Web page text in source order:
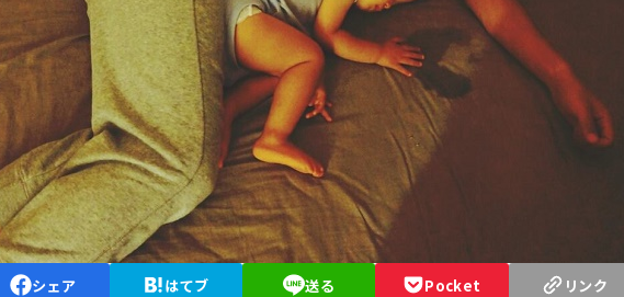
シェア はてブ 送る Pocket リンク